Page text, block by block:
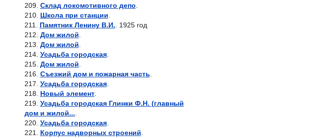
Склад локомотивного депо
Школа при станции
Памятник Ленину В.И. . 1925 год
Дом жилой
Дом жилой
Усадьба городская.
Дом жилой
Съезжий дом и пожарная часть
Усадьба городская.
Новый элемент.
Усадьба городская Глинки Ф.Н. (главный
дом и жилой...
Усадьба городская.
Корпус надворных строений